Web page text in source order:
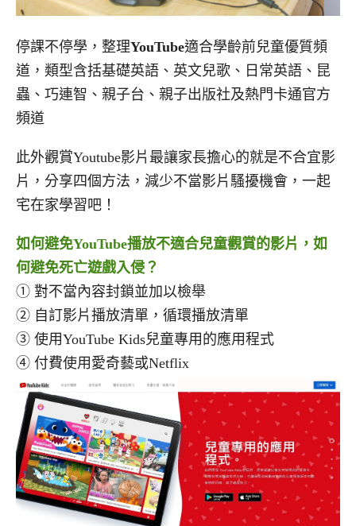
停課不停學，整理YouTube適合學齡前兒童優質頻
道，類型含括基礎英語、英文兒歌、日常英語、昆
蟲、巧連智、親子台、親子出版社及熱門卡通官方
頻道
此外觀賞Youtube影片最讓家長擔心的就是不合宜影
片，分享四個方法，減少不當影片騷擾機會，一起
宅在家學習吧！
如何避免YouTube播放不適合兒童觀賞的影片，如
何避免死亡遊戲入侵？
① 對不當內容封鎖並加以檢舉
② 自訂影片播放清單，循環播放清單
③ 使用YouTube Kids兒童專用的應用程式
④ 付費使用愛奇藝或Netflix